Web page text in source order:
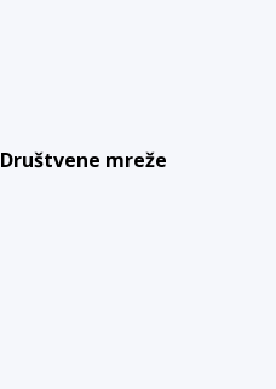
Društvene mreže